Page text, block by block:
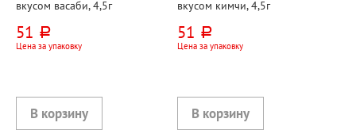
вкусом васаби, 4,5г
51 руб.
Цена за упаковку
вкусом кимчи, 4,5г
51 руб.
Цена за упаковку